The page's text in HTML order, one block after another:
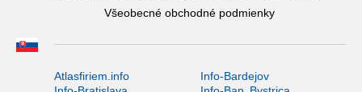
Všeobecné obchodné podmienky
Atlasfiriem.info
Info-Bardejov